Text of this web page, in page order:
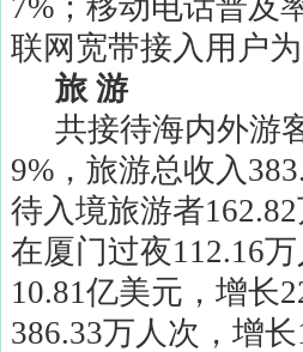
7% ；移动电话普及
联网宽带接入用户为
旅 游
共接待海内外游
9% ，旅游总收入
待入境旅游者162.82
在厦门过夜112.16
10.81亿美元，增长
386.33万人次，增长